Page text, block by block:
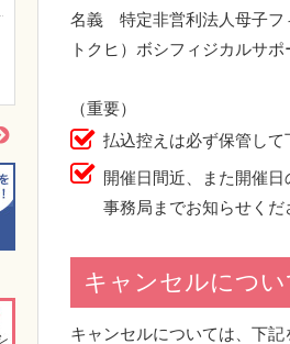
名義 特定非営利法人母子フ
トクヒ）ボシフィジカルサ
（重要）
払込控えは必ず保管して
開催日間近、また開催
事務局までお知らせくだ
キャンセルについ
キャンセルについては、下記